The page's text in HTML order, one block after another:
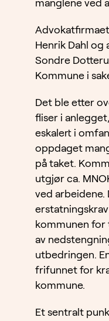
manglene ved
Henrik Dahl
Sondre
Kommune i
Det ble etter
fliser i
eskalert i
oppdaget
på taket.
utgjør ca.
ved
erstatningskrav
kommunen
av
utbedringen.
frifunnet for
kommune.
Et sentralt